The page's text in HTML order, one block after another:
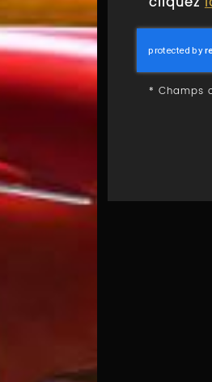
* Champs